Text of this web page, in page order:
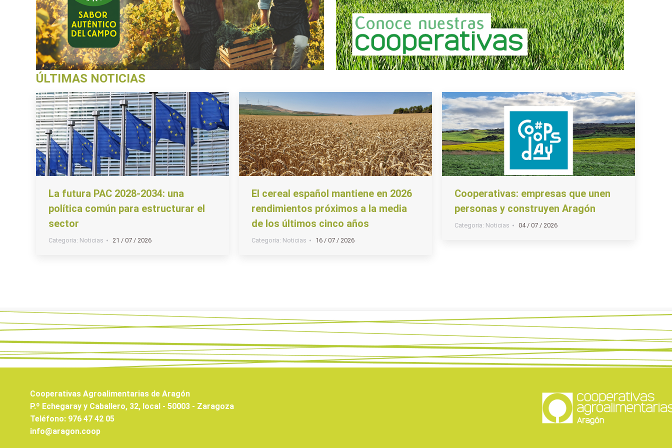
ÚLTIMAS NOTICIAS
La futura PAC 2028-2034: una
política común para estructurar el
sector
Categoria: Noticias 21 / 07 / 2026
El cereal español mantiene en 2026
rendimientos próximos a la media
de los últimos cinco años
Categoria: Noticias 16 / 07 / 2026
Cooperativas: empresas que unen
personas y construyen Aragón
Categoria: Noticias 04 / 07 / 2026
Cooperativas Agroalimentarias de Aragón
P.º Echegaray y Caballero, 32, local - 50003 - Zaragoza
Teléfono: 976 47 42 05
info@aragon.coop